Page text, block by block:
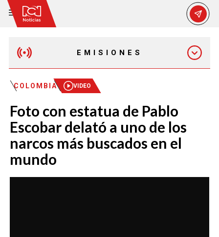
EMISIONES
MAÑANA EXPRESS
EMISIÓN 12:30 PM
EMISIÓN 7:00 PM
EMISIÓN 11:30 PM
COLOMBIA VIDEO
Foto con estatua de Pablo
Escobar delató a uno de los
narcos más buscados en el
mundo